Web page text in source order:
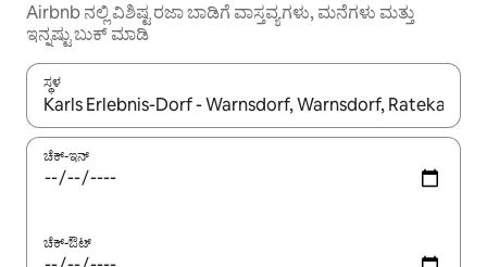
Airbnb ನಲ್ಲಿ ವಿಶಿಷ್ಟ ರಜಾ ಬಾಡಿಗೆ ವಾಸ್ತವ್ಯಗಳು, ಮನೆಗಳು ಮತ್ತು
ಇನ್ನಷ್ಟು ಬುಕ್ ಮಾಡಿ
ಸ್ಥಳ
ಫಲಿತಾಂಶಗಳು ಲಭ್ಯವಿರುವಾಗ, ಅಪ್ ಮತ್ತು ಡೌನ್ ಬಾಣದ ಕೀಲಿಗಳೊಂದಿಗೆ
ಚೆಕ್-ಇನ್
ಚೆಕ್-ಔಟ್